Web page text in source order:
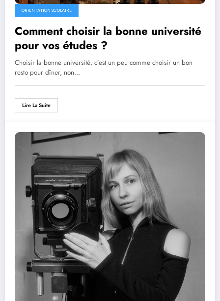
ORIENTATION SCOLAIRE
Comment choisir la bonne université
pour vos études ?
Choisir la bonne université, c’est un peu comme choisir un bon
resto pour dîner, non…
Lire La Suite